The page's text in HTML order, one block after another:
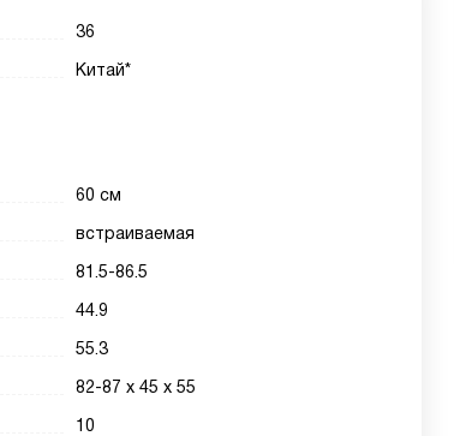
36
Китай*
60 см
встраиваемая
81.5-86.5
44.9
55.3
82-87 х 45 х 55
10